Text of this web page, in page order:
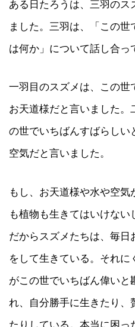
ある日たろうは、三羽のス
ました。三羽は、「この
は何か」について話し合っ
一羽目のスズメは、この世
お天道様だと言いました。
の世でいちばんすばらしい
空気だと言いました。
もし、お天道様や水や空
も植物も生きてはいけない
だからスズメたちは、毎
をして生きている。それ
がこの世でいちばん偉い
れ、自分勝手に生きたり、
たりしている。本当に困っ